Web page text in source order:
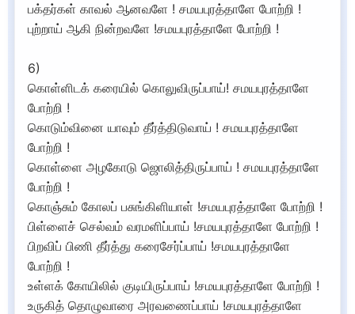
பக்தர்கள் காவல் ஆனவளே ! சமயபுரத்தாளே போற்றி !
புற்றாய் ஆகி நின்றவளே !சமயபுரத்தாளே போற்றி !
6)
கொள்ளிடக் கரையில் கொலுவிருப்பாய்! சமயபுரத்தாளே
போற்றி !
கொடும்வினை யாவும் தீர்த்திடுவாய் ! சமயபுரத்தாளே
போற்றி !
கொள்ளை அழகோடு ஜொலித்திருப்பாய் ! சமயபுரத்தாளே
போற்றி !
கொஞ்சும் கோலப் பசுங்கிளியாள் !சமயபுரத்தாளே போற்றி !
பிள்ளைச் செல்வம் வரமளிப்பாய் !சமயபுரத்தாளே போற்றி !
பிறவிப் பிணி தீர்த்து கரைசேர்ப்பாய் !சமயபுரத்தாளே
போற்றி !
உள்ளக் கோயிலில் குடியிருப்பாய் !சமயபுரத்தாளே போற்றி !
உருகித் தொழுவாரை அரவணைப்பாய் !சமயபுரத்தாளே